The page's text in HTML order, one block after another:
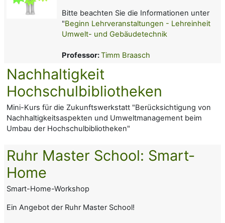
Bitte beachten Sie die Informationen unter
"Beginn Lehrveranstaltungen - Lehreinheit
Umwelt- und Gebäudetechnik
Professor:Timm Braasch
Nachhaltigkeit
Hochschulbibliotheken
Mini-Kurs für die Zukunftswerkstatt "Berücksichtigung von
Nachhaltigkeitsaspekten und Umweltmanagement beim
Umbau der Hochschulbibliotheken"
Ruhr Master School: Smart-
Home
Smart-Home-Workshop
Ein Angebot der Ruhr Master School!